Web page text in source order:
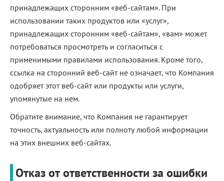
принадлежащих сторонним «веб-сайтам». При
использовании таких продуктов или «услуг»,
принадлежащих сторонним «веб-сайтам», «вам» может
потребоваться просмотреть и согласиться с
применимыми правилами использования. Кроме того,
ссылка на сторонний веб-сайт не означает, что Компания
одобряет этот веб-сайт или продукты или услуги,
упомянутые на нем.
Обратите внимание, что Компания не гарантирует
точность, актуальность или полноту любой информации
на этих внешних веб-сайтах.
Отказ от ответственности за ошибки